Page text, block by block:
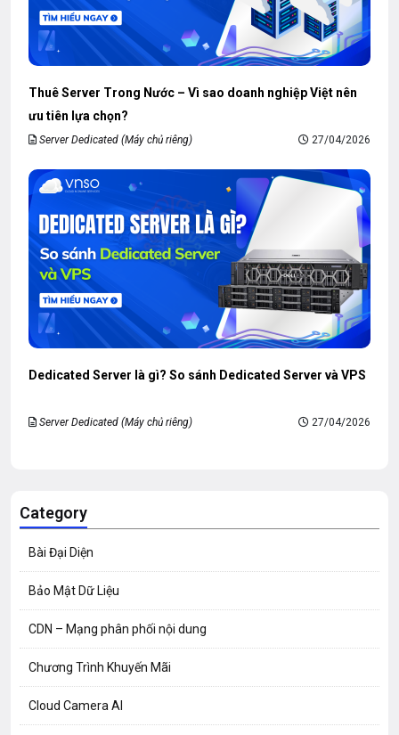
Thuê Server Trong Nước – Vì sao doanh nghiệp Việt nên
ưu tiên lựa chọn?
Server Dedicated (Máy chủ riêng) 27/04/2026
Dedicated Server là gì? So sánh Dedicated Server và VPS
Server Dedicated (Máy chủ riêng) 27/04/2026
Category
Bài Đại Diện
Bảo Mật Dữ Liệu
CDN – Mạng phân phối nội dung
Chương Trình Khuyến Mãi
Cloud Camera AI